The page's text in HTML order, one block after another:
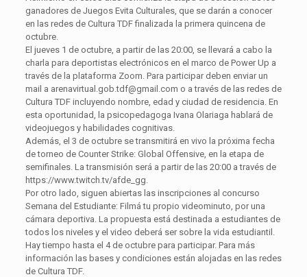
ganadores de Juegos Evita Culturales, que se darán a conocer
en las redes de Cultura TDF finalizada la primera quincena de
octubre.
El jueves 1 de octubre, a partir de las 20:00, se llevará a cabo la
charla para deportistas electrónicos en el marco de Power Up a
través de la plataforma Zoom. Para participar deben enviar un
mail a arenavirtual.gob.tdf@gmail.com o a través de las redes de
Cultura TDF incluyendo nombre, edad y ciudad de residencia. En
esta oportunidad, la psicopedagoga Ivana Olariaga hablará de
videojuegos y habilidades cognitivas.
Además, el 3 de octubre se transmitirá en vivo la próxima fecha
de torneo de Counter Strike: Global Offensive, en la etapa de
semifinales. La transmisión será a partir de las 20:00 a través de
https://www.twitch.tv/afde_gg.
Por otro lado, siguen abiertas las inscripciones al concurso
Semana del Estudiante: Filmá tu propio videominuto, por una
cámara deportiva. La propuesta está destinada a estudiantes de
todos los niveles y el video deberá ser sobre la vida estudiantil.
Hay tiempo hasta el 4 de octubre para participar. Para más
información las bases y condiciones están alojadas en las redes
de Cultura TDF.